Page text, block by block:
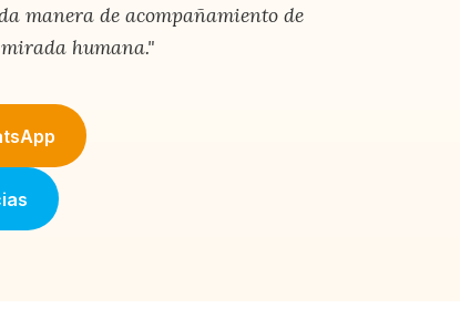
manera de acompañamiento de
humana."